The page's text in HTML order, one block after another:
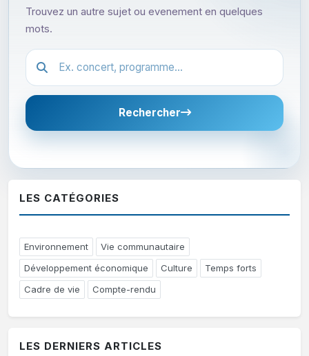
Trouvez un autre sujet ou evenement en quelques
mots.
Festival.article.hiddenLabel
Rechercher
LES CATÉGORIES
Environnement
Vie communautaire
Développement économique
Culture
Temps forts
Cadre de vie
Compte-rendu
LES DERNIERS ARTICLES